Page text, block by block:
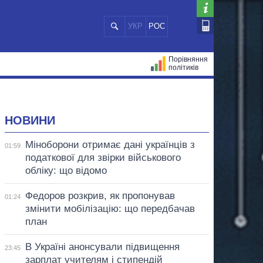
УКР РОС
Порівняння
політиків
НОВИНИ
01:59
Міноборони отримає дані українців з
податкової для звірки військового
обліку: що відомо
01:24
Федоров розкрив, як пропонував
змінити мобілізацію: що передбачав
план
23:45
В Україні анонсували підвищення
зарплат учителям і стипендій